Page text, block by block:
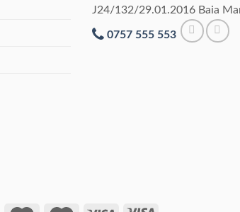
J24/132/29.01.2016 Baia
0757 555 553